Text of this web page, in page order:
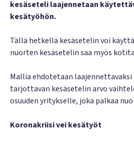
kesäseteli laajennetaan
kesätyöhön.
Tällä hetkellä kesäsetelin voi
nuorten kesäsetelin saa myös
Mallia ehdotetaan
tarjottavan kesäsetelin arvo
osuuden yritykselle, joka palkaa
Koronakriisi vei kesätyöt